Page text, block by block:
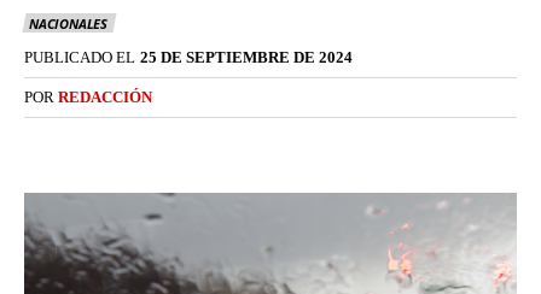
NACIONALES
PUBLICADO EL 25 DE SEPTIEMBRE DE 2024
POR REDACCIÓN